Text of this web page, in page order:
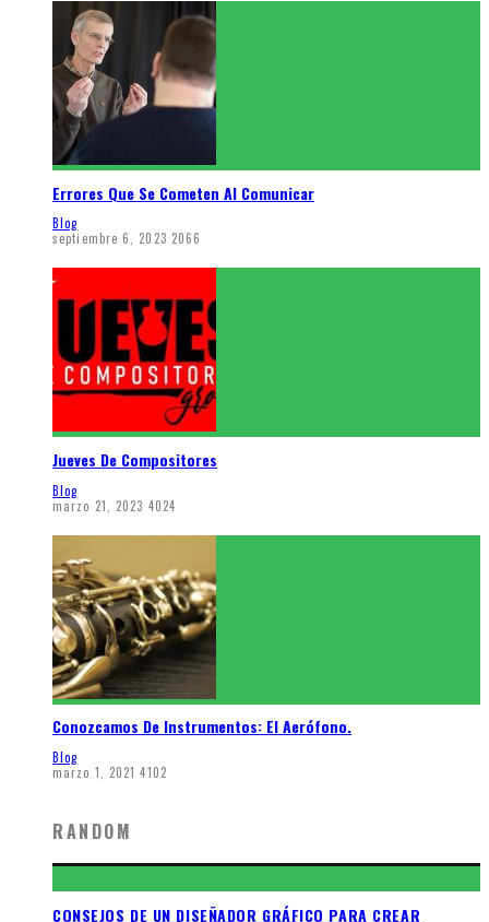
Errores Que Se Cometen Al Comunicar
Blog
septiembre 6, 2023 2066
Jueves De Compositores
Blog
marzo 21, 2023 4024
Conozcamos De Instrumentos: El Aerófono.
Blog
marzo 1, 2021 4102
RANDOM
CONSEJOS DE UN DISEÑADOR GRÁFICO PARA CREAR